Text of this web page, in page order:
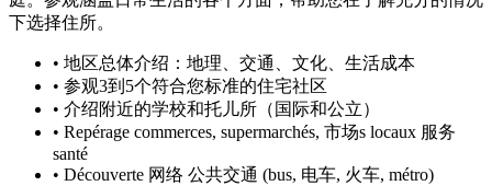
下选择住所。
• 地区总体介绍：地理、交通、文化、生活成本
• 参观3到5个符合您标准的住宅社区
• 介绍附近的学校和托儿所（国际和公立）
• Repérage commerces, supermarchés, 市场s locaux 服务
santé
• Découverte 网络 公共交通 (bus, 电车, 火车, métro)